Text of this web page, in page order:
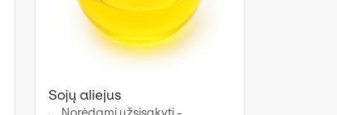
Sojų aliejus